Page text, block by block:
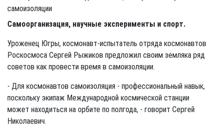
Самоорганизация, научные эксперименты и спорт.
Уроженец Югры, космонавт-испытатель отряда космонавтов
Роскосмоса Сергей Рыжиков предложил своим земляка ряд
советов как провести время в самоизоляции.
- Для космонавтов самоизоляция - профессиональный навык,
поскольку экипаж Международной космической станции
может находиться на орбите по полгода, - говорит Сергей
Николаевич.